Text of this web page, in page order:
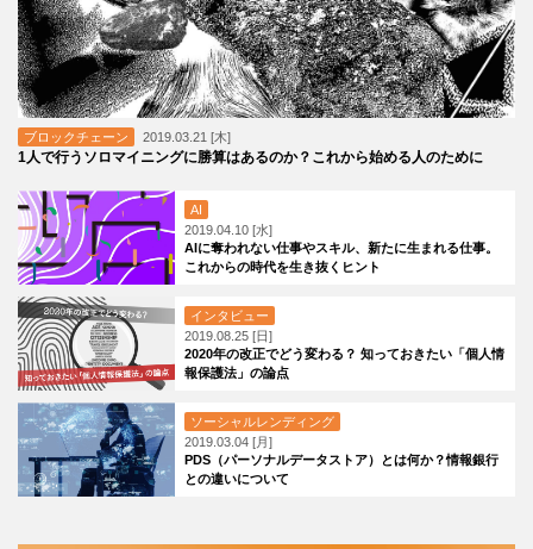
ブロックチェーン 2019.03.21 [木]
1人で行うソロマイニングに勝算はあるのか？これから始める人のために
AI
2019.04.10 [水]
AIに奪われない仕事やスキル、新たに生まれる仕事。
これからの時代を生き抜くヒント
インタビュー
2019.08.25 [日]
2020年の改正でどう変わる？ 知っておきたい「個人情
報保護法」の論点
ソーシャルレンディング
2019.03.04 [月]
PDS（パーソナルデータストア）とは何か？情報銀行
との違いについて